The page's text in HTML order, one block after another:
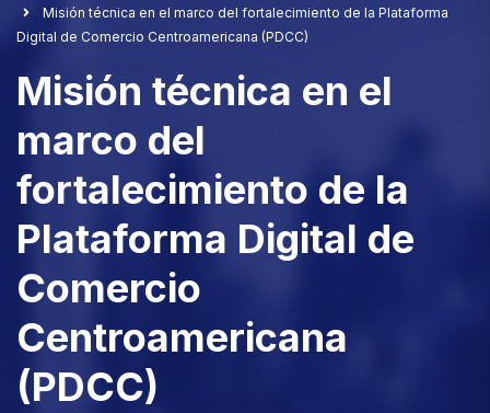
Misión técnica en el marco del fortalecimiento de la Plataforma
Digital de Comercio Centroamericana (PDCC)
Misión técnica en el
marco del
fortalecimiento de la
Plataforma Digital de
Comercio
Centroamericana
(PDCC)